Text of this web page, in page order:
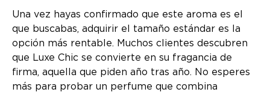
Una vez hayas confirmado que este aroma es el
que buscabas, adquirir el tamaño estándar es la
opción más rentable. Muchos clientes descubren
que Luxe Chic se convierte en su fragancia de
firma, aquella que piden año tras año. No esperes
más para probar un perfume que combina